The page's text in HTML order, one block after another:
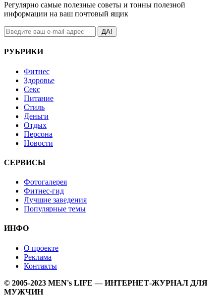
Регулярно самые полезные советы и тонны полезной
информации на ваш почтовый ящик
ДА!
РУБРИКИ
Фитнес
Здоровье
Секс
Питание
Стиль
Деньги
Отдых
Персона
Новости
СЕРВИСЫ
Фотогалерея
Фитнес-гид
Лучшие заведения
Популярные темы
ИНФО
О проекте
Реклама
Контакты
© 2005-2023 MEN's LIFE — ИНТЕРНЕТ-ЖУРНАЛ ДЛЯ
МУЖЧИН